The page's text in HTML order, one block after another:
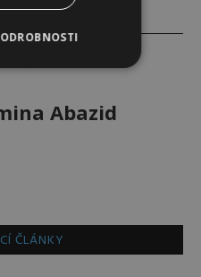
Abazid
ČLÁNKY